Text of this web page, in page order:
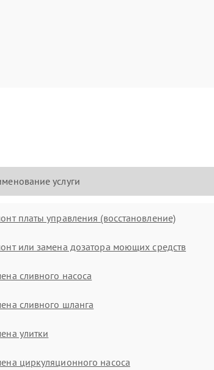
услуги
платы управления (восстановление)
или замена дозатора моющих средств
сливного насоса
сливного шланга
улитки
циркуляционного насоса